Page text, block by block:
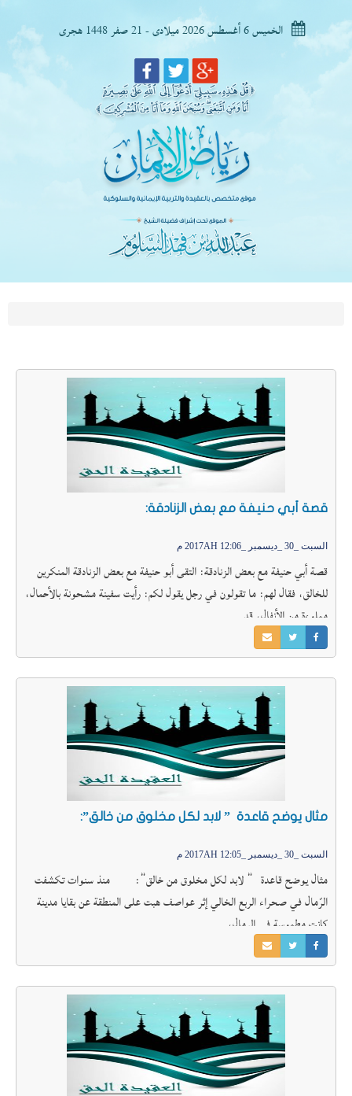
الخميس 6 أغسطس 2026 ميلادى - 21 صفر 1448 هجرى
قصة أبي حنيفة مع بعض الزنادقة:
السبت _30 _ديسمبر _2017AH 12:06 م
قصة أبي حنيفة مع بعض الزنادقة: التقى أبو حنيفة مع بعض الزنادقة المنكرين
للخالق، فقال لهم: ما تقولون في رجل يقول لكم: رأيت سفينة مشحونة بالأحمال،
مملوءة من الأنفال، قد
مثال يوضح قاعدة ” لابد لكل مخلوق من خالق”:
السبت _30 _ديسمبر _2017AH 12:05 م
مثال يوضح قاعدة ” لابد لكل مخلوق من خالق”: منذ سنوات تكشفت
الرّمال في صحراء الربع الخالي إثر عواصف هبت على المنطقة عن بقايا مدينة
كانت مطموسة في الرمال،